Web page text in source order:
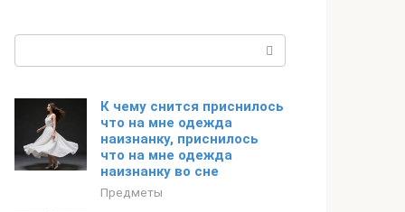
К чему снится приснилось
что на мне одежда
наизнанку, приснилось
что на мне одежда
наизнанку во сне
Предметы